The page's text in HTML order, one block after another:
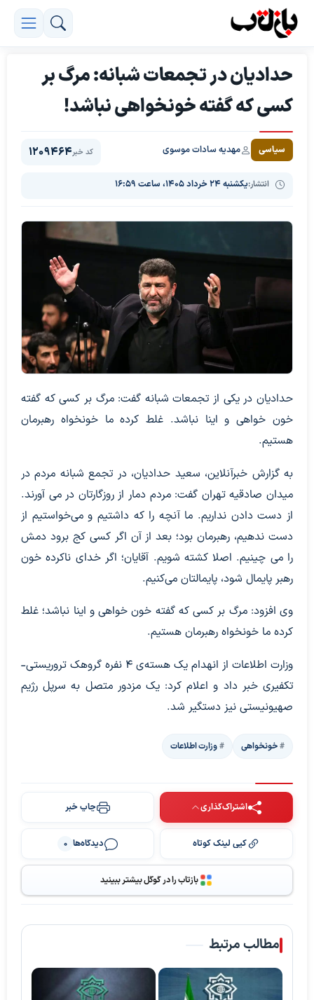
حدادیان در تجمعات شبانه: مرگ بر
کسی که گفته خونخواهی نباشد!
سیاسی مهدیه سادات موسوی
انتشار:یکشنبه ۲۴ خرداد ۱۴۰۵، ساعت ۱۶:۵۹
کد خبر1209464
حدادیان در یکی از تجمعات شبانه گفت: مرگ بر کسی که گفته
خون خواهی و اینا نباشد. غلط کرده ما خونخواه رهبرمان
هستیم.
به گزارش خبرآنلاین، سعید حدادیان، در تجمع شبانه مردم در
میدان صادقیه تهران گفت: مردم دمار از روزگارتان در می آورند.
از دست دادن نداریم. ما آنچه را که داشتیم و می‌خواستیم از
دست ندهیم، رهبرمان بود؛ بعد از آن اگر کسی کج برود دمش
را می چینیم. اصلا کشته شویم. آقایان؛ اگر خدای ناکرده خون
رهبر پایمال شود، پایمالتان می‌کنیم.
وی افزود: مرگ بر کسی که گفته خون خواهی و اینا نباشد؛ غلط
کرده ما خونخواه رهبرمان هستیم.
وزارت اطلاعات از انهدام یک هسته‌ی ۴ نفره گروهک تروریستی-
تکفیری خبر داد و اعلام کرد: یک مزدور متصل به سرپل رژیم
صهیونیستی نیز دستگیر شد.
خونخواهی وزارت اطلاعات
اشتراک‌گذاری چاپ خبر
کپی لینک کوتاه دیدگاه‌ها 0
بازتاب را در گوگل بیشتر ببینید
مطالب مرتبط